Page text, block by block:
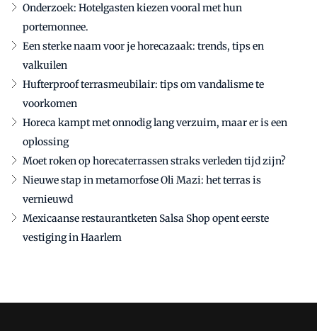
Onderzoek: Hotelgasten kiezen vooral met hun
portemonnee.
Een sterke naam voor je horecazaak: trends, tips en
valkuilen
Hufterproof terrasmeubilair: tips om vandalisme te
voorkomen
Horeca kampt met onnodig lang verzuim, maar er is een
oplossing
Moet roken op horecaterrassen straks verleden tijd zijn?
Nieuwe stap in metamorfose Oli Mazi: het terras is
vernieuwd
Mexicaanse restaurantketen Salsa Shop opent eerste
vestiging in Haarlem